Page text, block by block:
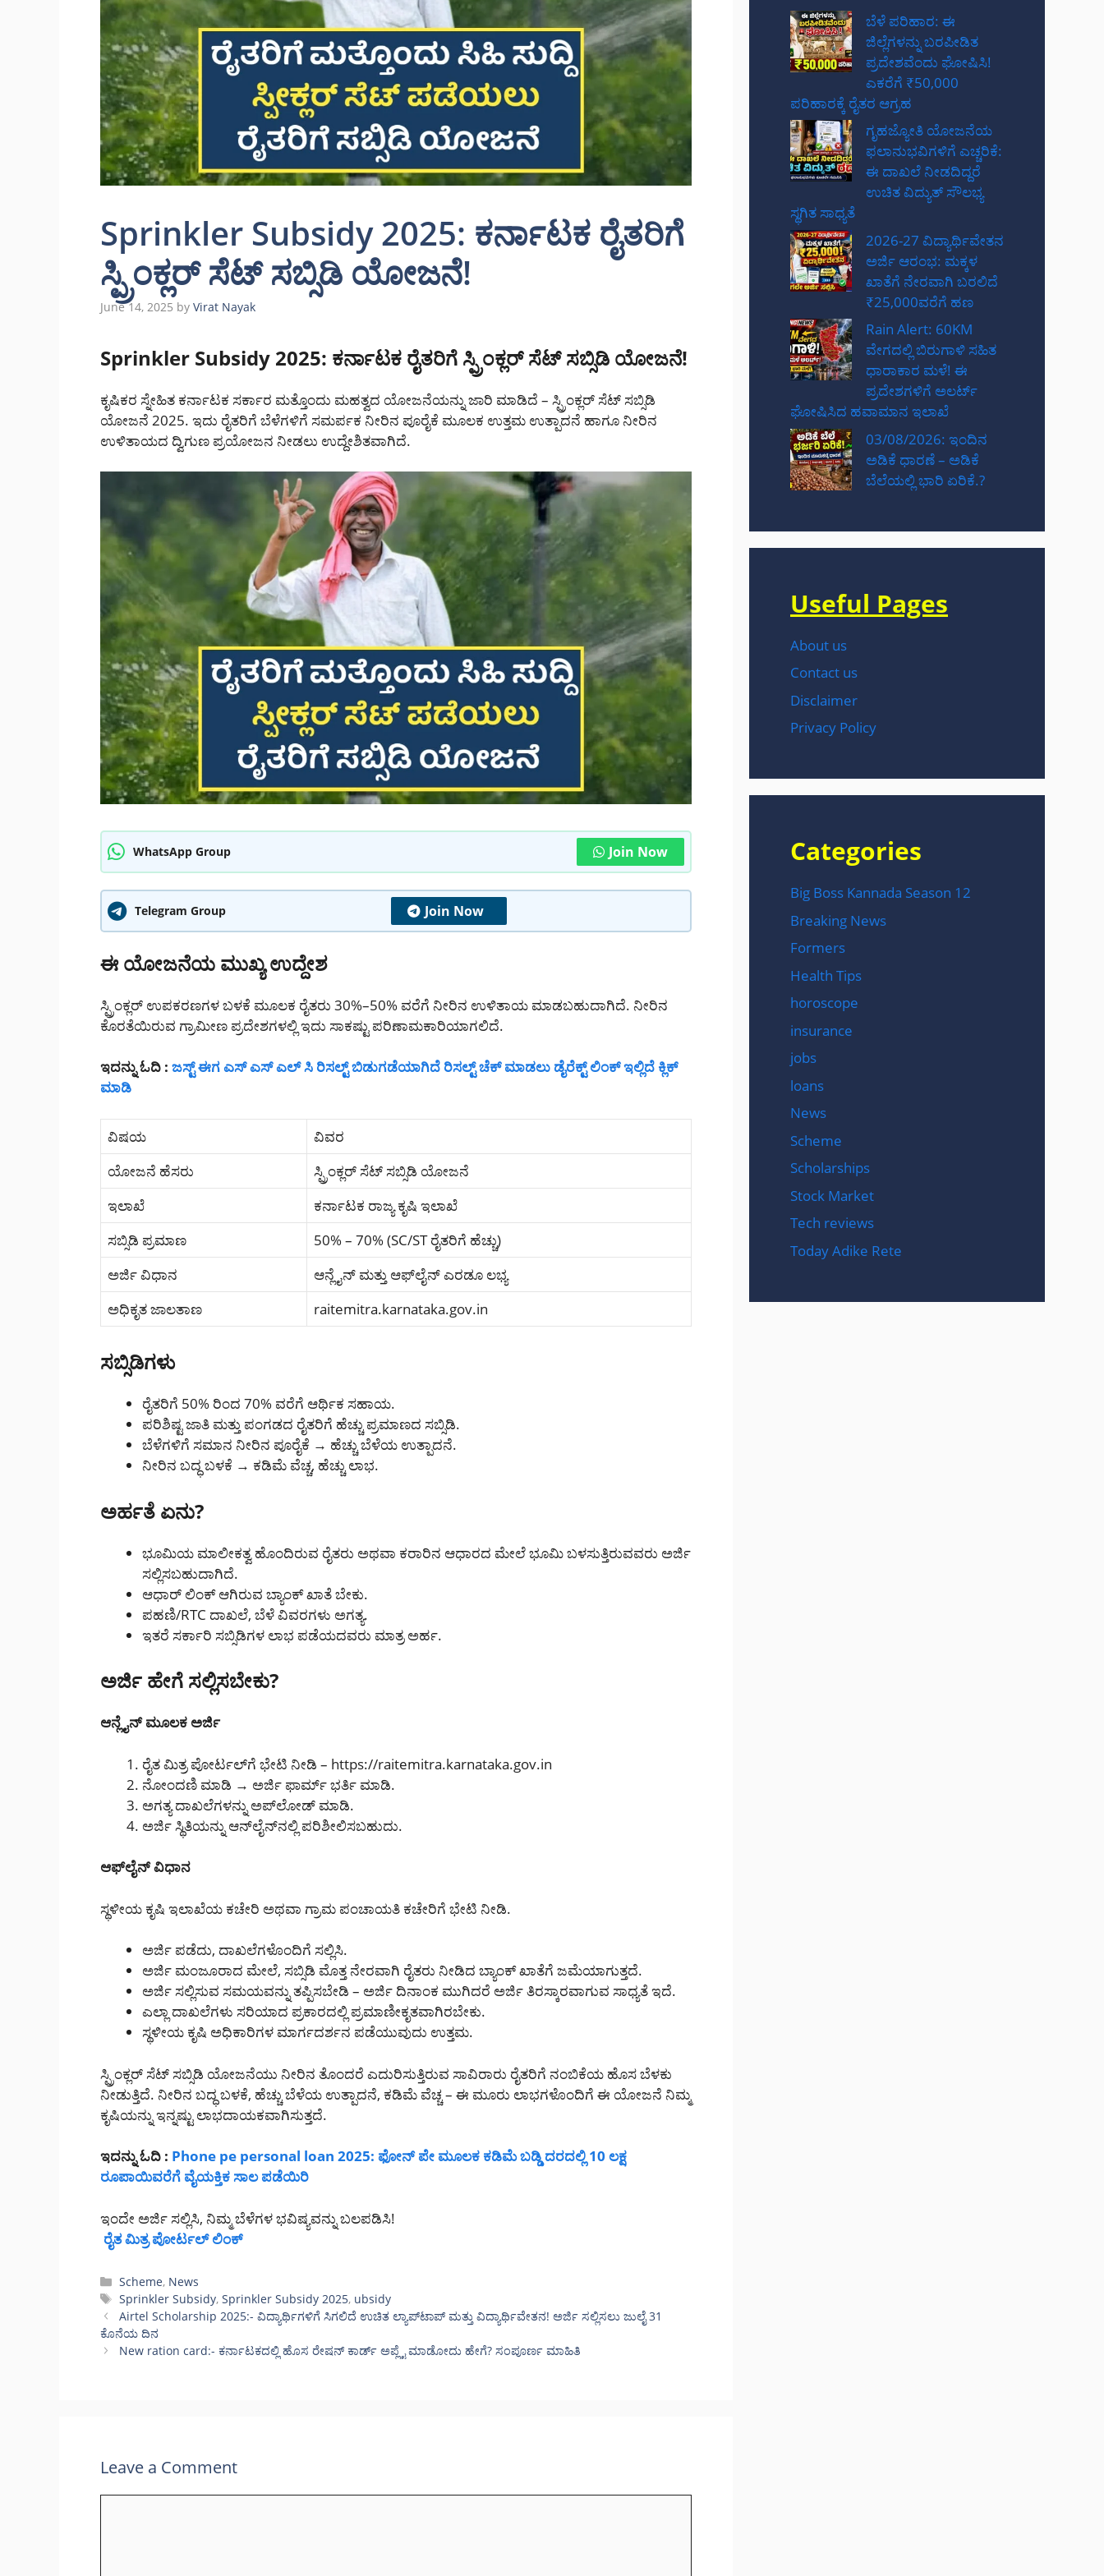
Sprinkler Subsidy 2025: ಕರ್ನಾಟಕ ರೈತರಿಗೆ
ಸ್ಪ್ರಿಂಕ್ಲರ್ ಸೆಟ್‌ ಸಬ್ಸಿಡಿ ಯೋಜನೆ!
June 14, 2025 by Virat Nayak
Sprinkler Subsidy 2025: ಕರ್ನಾಟಕ ರೈತರಿಗೆ ಸ್ಪ್ರಿಂಕ್ಲರ್ ಸೆಟ್‌ ಸಬ್ಸಿಡಿ ಯೋಜನೆ!
ಕೃಷಿಕರ ಸ್ನೇಹಿತ ಕರ್ನಾಟಕ ಸರ್ಕಾರ ಮತ್ತೊಂದು ಮಹತ್ವದ ಯೋಜನೆಯನ್ನು ಜಾರಿ ಮಾಡಿದೆ – ಸ್ಪ್ರಿಂಕ್ಲರ್ ಸೆಟ್ ಸಬ್ಸಿಡಿ
ಯೋಜನೆ 2025. ಇದು ರೈತರಿಗೆ ಬೆಳೆಗಳಿಗೆ ಸಮರ್ಪಕ ನೀರಿನ ಪೂರೈಕೆ ಮೂಲಕ ಉತ್ತಮ ಉತ್ಪಾದನೆ ಹಾಗೂ ನೀರಿನ
ಉಳಿತಾಯದ ದ್ವಿಗುಣ ಪ್ರಯೋಜನ ನೀಡಲು ಉದ್ದೇಶಿತವಾಗಿದೆ.
WhatsApp Group Join Now
Telegram Group Join Now
ಈ ಯೋಜನೆಯ ಮುಖ್ಯ ಉದ್ದೇಶ
ಸ್ಪ್ರಿಂಕ್ಲರ್ ಉಪಕರಣಗಳ ಬಳಕೆ ಮೂಲಕ ರೈತರು 30%–50% ವರೆಗೆ ನೀರಿನ ಉಳಿತಾಯ ಮಾಡಬಹುದಾಗಿದೆ. ನೀರಿನ
ಕೊರತೆಯಿರುವ ಗ್ರಾಮೀಣ ಪ್ರದೇಶಗಳಲ್ಲಿ ಇದು ಸಾಕಷ್ಟು ಪರಿಣಾಮಕಾರಿಯಾಗಲಿದೆ.
ಇದನ್ನು ಓದಿ : ಜಸ್ಟ್ ಈಗ ಎಸ್ ಎಸ್ ಎಲ್ ಸಿ ರಿಸಲ್ಟ್ ಬಿಡುಗಡೆಯಾಗಿದೆ ರಿಸಲ್ಟ್ ಚೆಕ್ ಮಾಡಲು ಡೈರೆಕ್ಟ್ ಲಿಂಕ್ ಇಲ್ಲಿದೆ ಕ್ಲಿಕ್
ಮಾಡಿ
ವಿಷಯ
ವಿವರ
ಯೋಜನೆ ಹೆಸರು
ಸ್ಪ್ರಿಂಕ್ಲರ್ ಸೆಟ್ ಸಬ್ಸಿಡಿ ಯೋಜನೆ
ಇಲಾಖೆ
ಕರ್ನಾಟಕ ರಾಜ್ಯ ಕೃಷಿ ಇಲಾಖೆ
ಸಬ್ಸಿಡಿ ಪ್ರಮಾಣ
50% – 70% (SC/ST ರೈತರಿಗೆ ಹೆಚ್ಚು)
ಅರ್ಜಿ ವಿಧಾನ
ಆನ್ಲೈನ್‌ ಮತ್ತು ಆಫ್‌ಲೈನ್‌ ಎರಡೂ ಲಭ್ಯ
ಅಧಿಕೃತ ಜಾಲತಾಣ
raitemitra.karnataka.gov.in
ಸಬ್ಸಿಡಿಗಳು
ರೈತರಿಗೆ 50% ರಿಂದ 70% ವರೆಗೆ ಆರ್ಥಿಕ ಸಹಾಯ.
ಪರಿಶಿಷ್ಟ ಜಾತಿ ಮತ್ತು ಪಂಗಡದ ರೈತರಿಗೆ ಹೆಚ್ಚು ಪ್ರಮಾಣದ ಸಬ್ಸಿಡಿ.
ಬೆಳೆಗಳಿಗೆ ಸಮಾನ ನೀರಿನ ಪೂರೈಕೆ → ಹೆಚ್ಚು ಬೆಳೆಯ ಉತ್ಪಾದನೆ.
ನೀರಿನ ಬದ್ಧ ಬಳಕೆ → ಕಡಿಮೆ ವೆಚ್ಚ, ಹೆಚ್ಚು ಲಾಭ.
ಅರ್ಹತೆ ಏನು?
ಭೂಮಿಯ ಮಾಲೀಕತ್ವ ಹೊಂದಿರುವ ರೈತರು ಅಥವಾ ಕರಾರಿನ ಆಧಾರದ ಮೇಲೆ ಭೂಮಿ ಬಳಸುತ್ತಿರುವವರು ಅರ್ಜಿ
ಸಲ್ಲಿಸಬಹುದಾಗಿದೆ.
ಆಧಾರ್ ಲಿಂಕ್ ಆಗಿರುವ ಬ್ಯಾಂಕ್ ಖಾತೆ ಬೇಕು.
ಪಹಣಿ/RTC ದಾಖಲೆ, ಬೆಳೆ ವಿವರಗಳು ಅಗತ್ಯ.
ಇತರೆ ಸರ್ಕಾರಿ ಸಬ್ಸಿಡಿಗಳ ಲಾಭ ಪಡೆಯದವರು ಮಾತ್ರ ಅರ್ಹ.
ಅರ್ಜಿ ಹೇಗೆ ಸಲ್ಲಿಸಬೇಕು?
ಆನ್ಲೈನ್‌ ಮೂಲಕ ಅರ್ಜಿ
ರೈತ ಮಿತ್ರ ಪೋರ್ಟಲ್‌ಗೆ ಭೇಟಿ ನೀಡಿ – https://raitemitra.karnataka.gov.in
ನೋಂದಣಿ ಮಾಡಿ → ಅರ್ಜಿ ಫಾರ್ಮ್ ಭರ್ತಿ ಮಾಡಿ.
ಅಗತ್ಯ ದಾಖಲೆಗಳನ್ನು ಅಪ್‌ಲೋಡ್ ಮಾಡಿ.
ಅರ್ಜಿ ಸ್ಥಿತಿಯನ್ನು ಆನ್‌ಲೈನ್‌ನಲ್ಲಿ ಪರಿಶೀಲಿಸಬಹುದು.
ಆಫ್‌ಲೈನ್ ವಿಧಾನ
ಸ್ಥಳೀಯ ಕೃಷಿ ಇಲಾಖೆಯ ಕಚೇರಿ ಅಥವಾ ಗ್ರಾಮ ಪಂಚಾಯತಿ ಕಚೇರಿಗೆ ಭೇಟಿ ನೀಡಿ.
ಅರ್ಜಿ ಪಡೆದು, ದಾಖಲೆಗಳೊಂದಿಗೆ ಸಲ್ಲಿಸಿ.
ಅರ್ಜಿ ಮಂಜೂರಾದ ಮೇಲೆ, ಸಬ್ಸಿಡಿ ಮೊತ್ತ ನೇರವಾಗಿ ರೈತರು ನೀಡಿದ ಬ್ಯಾಂಕ್ ಖಾತೆಗೆ ಜಮೆಯಾಗುತ್ತದೆ.
ಅರ್ಜಿ ಸಲ್ಲಿಸುವ ಸಮಯವನ್ನು ತಪ್ಪಿಸಬೇಡಿ – ಅರ್ಜಿ ದಿನಾಂಕ ಮುಗಿದರೆ ಅರ್ಜಿ ತಿರಸ್ಕಾರವಾಗುವ ಸಾಧ್ಯತೆ ಇದೆ.
ಎಲ್ಲಾ ದಾಖಲೆಗಳು ಸರಿಯಾದ ಪ್ರಕಾರದಲ್ಲಿ ಪ್ರಮಾಣೀಕೃತವಾಗಿರಬೇಕು.
ಸ್ಥಳೀಯ ಕೃಷಿ ಅಧಿಕಾರಿಗಳ ಮಾರ್ಗದರ್ಶನ ಪಡೆಯುವುದು ಉತ್ತಮ.
ಸ್ಪ್ರಿಂಕ್ಲರ್ ಸೆಟ್ ಸಬ್ಸಿಡಿ ಯೋಜನೆಯು ನೀರಿನ ತೊಂದರೆ ಎದುರಿಸುತ್ತಿರುವ ಸಾವಿರಾರು ರೈತರಿಗೆ ನಂಬಿಕೆಯ ಹೊಸ ಬೆಳಕು
ನೀಡುತ್ತಿದೆ. ನೀರಿನ ಬದ್ಧ ಬಳಕೆ, ಹೆಚ್ಚು ಬೆಳೆಯ ಉತ್ಪಾದನೆ, ಕಡಿಮೆ ವೆಚ್ಚ – ಈ ಮೂರು ಲಾಭಗಳೊಂದಿಗೆ ಈ ಯೋಜನೆ ನಿಮ್ಮ
ಕೃಷಿಯನ್ನು ಇನ್ನಷ್ಟು ಲಾಭದಾಯಕವಾಗಿಸುತ್ತದೆ.
ಇದನ್ನು ಓದಿ : Phone pe personal loan 2025: ಫೋನ್ ಪೇ ಮೂಲಕ ಕಡಿಮೆ ಬಡ್ಡಿ ದರದಲ್ಲಿ 10 ಲಕ್ಷ
ರೂಪಾಯಿವರೆಗೆ ವೈಯಕ್ತಿಕ ಸಾಲ ಪಡೆಯಿರಿ
ಇಂದೇ ಅರ್ಜಿ ಸಲ್ಲಿಸಿ, ನಿಮ್ಮ ಬೆಳೆಗಳ ಭವಿಷ್ಯವನ್ನು ಬಲಪಡಿಸಿ!
ರೈತ ಮಿತ್ರ ಪೋರ್ಟಲ್ ಲಿಂಕ್
Categories
Scheme, News
Tags
Sprinkler Subsidy,Sprinkler Subsidy 2025, ubsidy
Airtel Scholarship 2025:- ವಿದ್ಯಾರ್ಥಿಗಳಿಗೆ ಸಿಗಲಿದೆ ಉಚಿತ ಲ್ಯಾಪ್‌ಟಾಪ್ ಮತ್ತು ವಿದ್ಯಾರ್ಥಿವೇತನ! ಅರ್ಜಿ ಸಲ್ಲಿಸಲು ಜುಲೈ 31
ಕೊನೆಯ ದಿನ
New ration card:- ಕರ್ನಾಟಕದಲ್ಲಿ ಹೊಸ ರೇಷನ್ ಕಾರ್ಡ್ ಅಪ್ಲೈ ಮಾಡೋದು ಹೇಗೆ? ಸಂಪೂರ್ಣ ಮಾಹಿತಿ
Leave a Comment
ಬೆಳೆ ಪರಿಹಾರ: ಈ
ಜಿಲ್ಲೆಗಳನ್ನು ಬರಪೀಡಿತ
ಪ್ರದೇಶವೆಂದು ಘೋಷಿಸಿ!
ಎಕರೆಗೆ ₹50,000
ಪರಿಹಾರಕ್ಕೆ ರೈತರ ಆಗ್ರಹ
ಗೃಹಜ್ಯೋತಿ ಯೋಜನೆಯ
ಫಲಾನುಭವಿಗಳಿಗೆ ಎಚ್ಚರಿಕೆ:
ಈ ದಾಖಲೆ ನೀಡದಿದ್ದರೆ
ಉಚಿತ ವಿದ್ಯುತ್ ಸೌಲಭ್ಯ
ಸ್ಥಗಿತ ಸಾಧ್ಯತೆ
2026-27 ವಿದ್ಯಾರ್ಥಿವೇತನ
ಅರ್ಜಿ ಆರಂಭ: ಮಕ್ಕಳ
ಖಾತೆಗೆ ನೇರವಾಗಿ ಬರಲಿದೆ
₹25,000ವರೆಗೆ ಹಣ
Rain Alert: 60KM
ವೇಗದಲ್ಲಿ ಬಿರುಗಾಳಿ ಸಹಿತ
ಧಾರಾಕಾರ ಮಳೆ! ಈ
ಪ್ರದೇಶಗಳಿಗೆ ಅಲರ್ಟ್
ಘೋಷಿಸಿದ ಹವಾಮಾನ ಇಲಾಖೆ
03/08/2026: ಇಂದಿನ
ಅಡಿಕೆ ಧಾರಣೆ – ಅಡಿಕೆ
ಬೆಲೆಯಲ್ಲಿ ಭಾರಿ ಏರಿಕೆ.?
Useful Pages
About us
Contact us
Disclaimer
Privacy Policy
Categories
Big Boss Kannada Season 12
Breaking News
Formers
Health Tips
horoscope
insurance
jobs
loans
News
Scheme
Scholarships
Stock Market
Tech reviews
Today Adike Rete